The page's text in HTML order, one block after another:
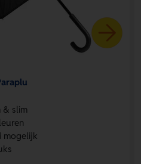
& slim
mogelijk